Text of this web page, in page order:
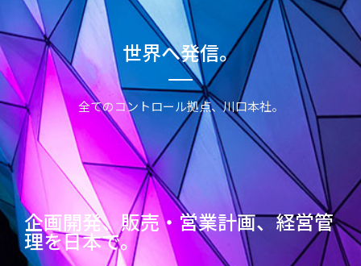
世界へ発信。
全てのコントロール拠点、川口本社。
企画開発、販売・営業計画、経営管
理を日本で。